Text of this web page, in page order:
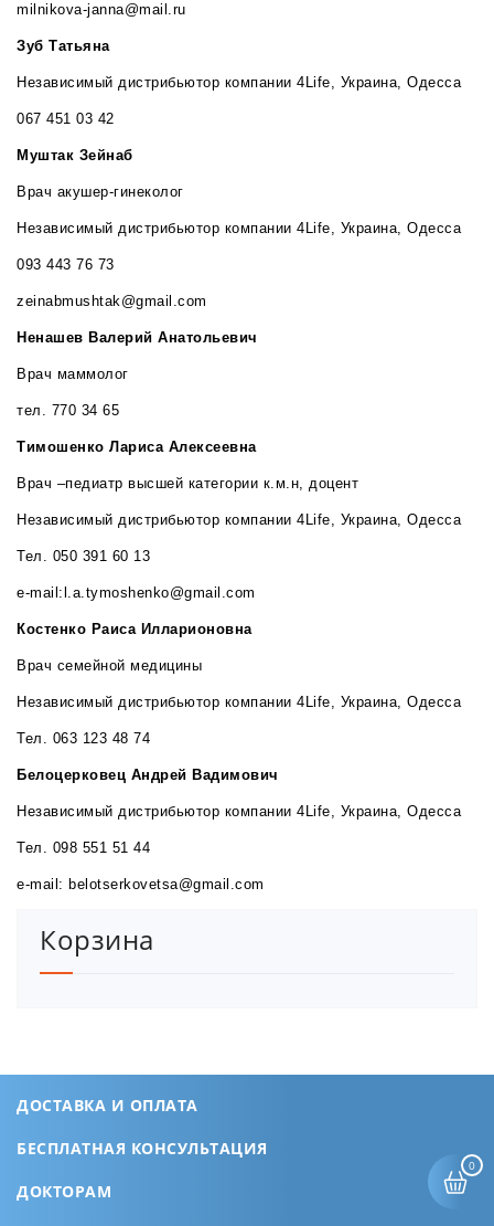
milnikova-janna@mail.ru
Зуб Татьяна
Независимый дистрибьютор компании 4Life, Украина, Одесса
067 451 03 42
Муштак Зейнаб
Врач акушер-гинеколог
Независимый дистрибьютор компании 4Life, Украина, Одесса
093 443 76 73
zeinabmushtak@gmail.com
Ненашев Валерий Анатольевич
Врач маммолог
тел. 770 34 65
Тимошенко Лариса Алексеевна
Врач –педиатр высшей категории к.м.н, доцент
Независимый дистрибьютор компании 4Life, Украина, Одесса
Тел. 050 391 60 13
e-mail:l.a.tymoshenko@gmail.com
Костенко Раиса Илларионовна
Врач семейной медицины
Независимый дистрибьютор компании 4Life, Украина, Одесса
Тел. 063 123 48 74
Белоцерковец Андрей Вадимович
Независимый дистрибьютор компании 4Life, Украина, Одесса
Тел. 098 551 51 44
e-mail: belotserkovetsa@gmail.com
Корзина
ДОСТАВКА И ОПЛАТА
БЕСПЛАТНАЯ КОНСУЛЬТАЦИЯ
ДОКТОРАМ
0